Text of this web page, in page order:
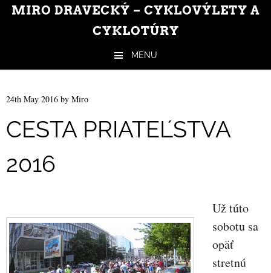
MIRO DRAVECKÝ – CYKLOVÝLETY A
CYKLOTÚRY
MENU
24th May 2016 by Miro
CESTA PRIATEĽSTVA
2016
Už túto
sobotu sa
opäť
stretnú